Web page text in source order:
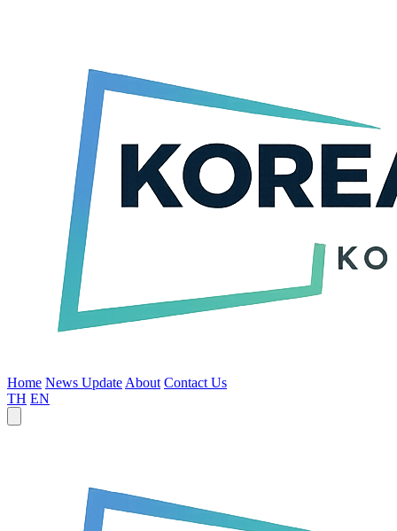
Home News Update About Contact Us
TH EN